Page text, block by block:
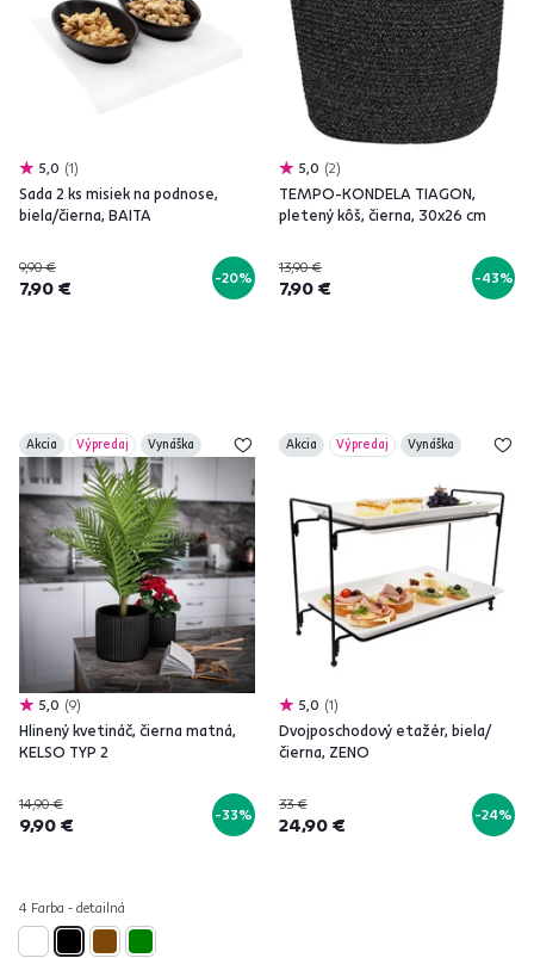
5,0 1
Sada 2 ks misiek na podnose,
biela/čierna, BAITA
9,90 €
7,90 € -20%
5,0 2
TEMPO-KONDELA TIAGON,
pletený kôš, čierna, 30x26 cm
13,90 €
7,90 € -43%
Akcia Výpredaj Vynáška
5,0 9
Hlinený kvetináč, čierna matná,
KELSO TYP 2
14,90 €
9,90 € -33%
4 Farba - detailná
Akcia Výpredaj Vynáška
5,0 1
Dvojposchodový etažér, biela/
čierna, ZENO
33 €
24,90 € -24%